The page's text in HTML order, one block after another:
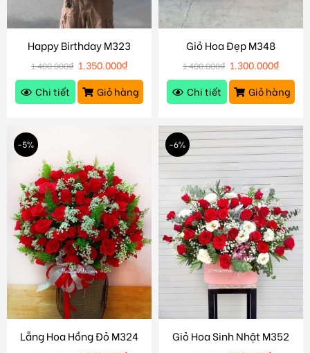
Happy Birthday M323
1.400.000₫ 1.350.000₫
Chi tiết
Giỏ hàng
Giỏ Hoa Đẹp M348
1.400.000₫ 1.300.000₫
Chi tiết
Giỏ hàng
-5%
Lẵng Hoa Hồng Đỏ M324
-6%
Giỏ Hoa Sinh Nhật M352